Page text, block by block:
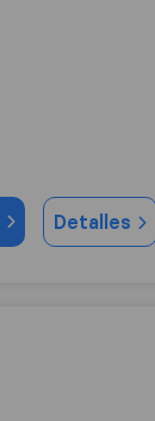
Detalles